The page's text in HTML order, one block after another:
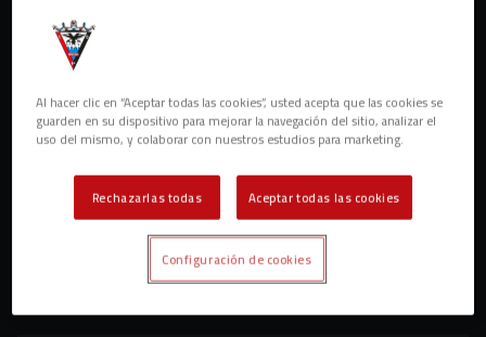
Al hacer clic en “Aceptar todas las cookies”, usted acepta que las cookies se
guarden en su dispositivo para mejorar la navegación del sitio, analizar el
uso del mismo, y colaborar con nuestros estudios para marketing.
Rechazarlas todas Aceptar todas las cookies
Configuración de cookies